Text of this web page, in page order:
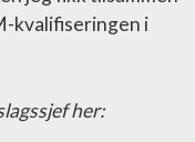
kvalifiseringen i
her: